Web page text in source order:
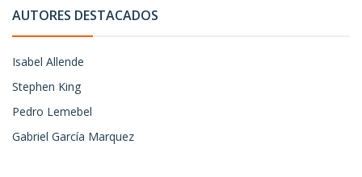
AUTORES DESTACADOS
Isabel Allende
Stephen King
Pedro Lemebel
Gabriel García Marquez